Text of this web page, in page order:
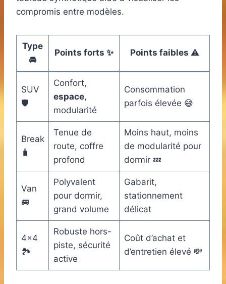
compromis entre modèles.
Type
🚘
Points forts ✨ Points faibles ⚠️
SUV
🛡️
Confort,
espace,
modularité
Consommation
parfois élevée 😅
Break
🧳
Tenue de
route, coffre
profond
Moins haut, moins
de modularité pour
dormir 💤
Van
🚐
Polyvalent
pour dormir,
grand volume
Gabarit,
stationnement
délicat
4×4
🏞️
Robuste hors-
piste, sécurité
active
Coût d’achat et
d’entretien élevé 💸